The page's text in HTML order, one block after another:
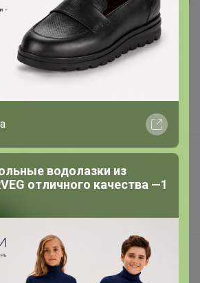
Реклама
водолазки из
отличного качества —1